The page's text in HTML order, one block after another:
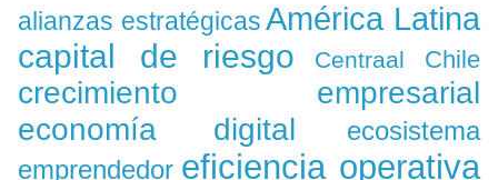
alianzas estratégicas América Latina
capital de riesgo Centraal Chile
crecimiento empresarial
economía digital
ecosistema
emprendedor eficiencia operativa